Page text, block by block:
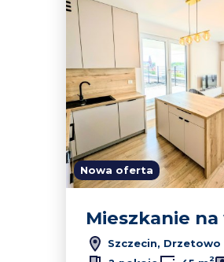
Nowa oferta
Mieszkanie
Szczecin, Drzetowo
2